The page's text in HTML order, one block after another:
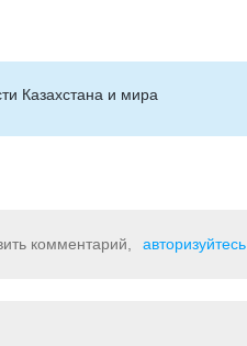
Казахстана и мира
комментарий, авторизуйтесь